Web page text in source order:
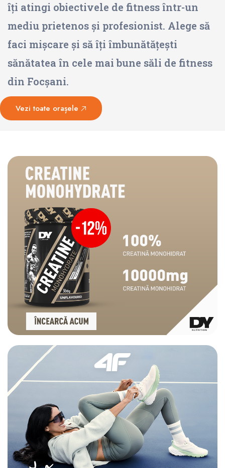
îți atingi obiectivele de fitness într-un
mediu prietenos și profesionist. Alege să
faci mișcare și să îți îmbunătățești
sănătatea în cele mai bune săli de fitness
din Focșani.
Vezi toate orașele